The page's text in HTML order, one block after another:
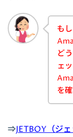
も
ど
ェ
を
⇒JETBOY（ジ